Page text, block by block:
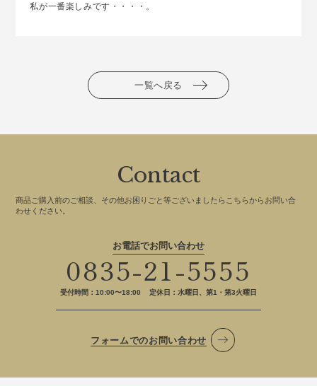
私が一番楽しみです・・・・。
一覧へ戻る
Contact
商品ご購入前のご相談、その他お困りごと等ございましたらこちらからお問い合
わせください。
お電話でお問い合わせ
0835-21-5555
受付時間：10:00〜18:00 定休日：水曜日、第1・第3火曜日
フォームでのお問い合わせ